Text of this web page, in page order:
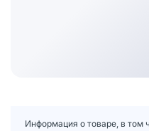
Информация о товаре, в том